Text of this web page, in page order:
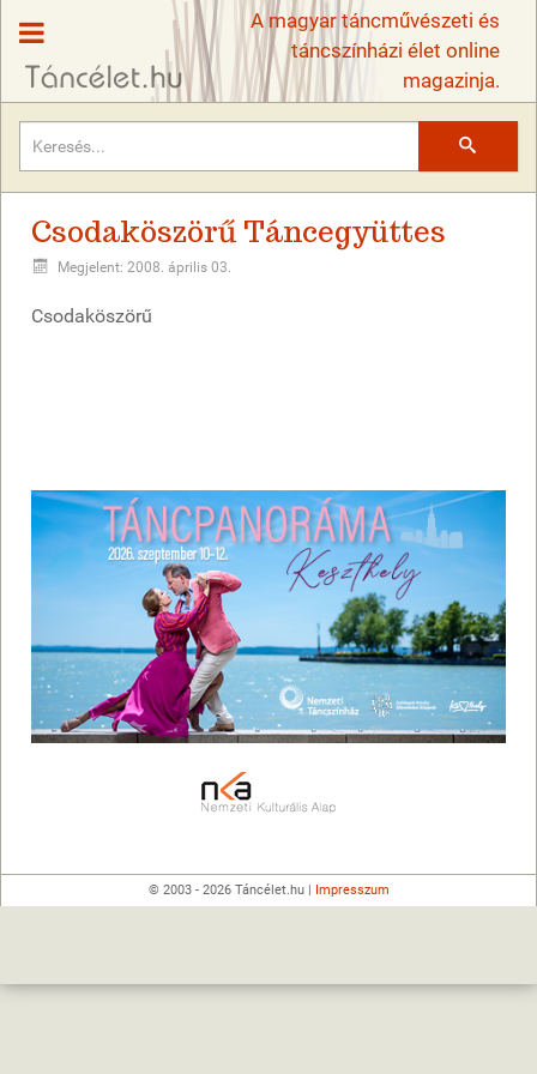
A magyar táncművészeti és
táncszínházi élet online
magazinja.
Csodaköszörű Táncegyüttes
Megjelent: 2008. április 03.
Csodaköszörű
© 2003 - 2026 Táncélet.hu | Impresszum